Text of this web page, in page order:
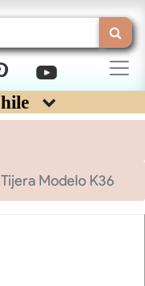
Tijera Modelo K36